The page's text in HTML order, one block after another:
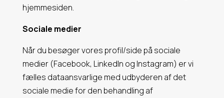
hjemmesiden.
Sociale medier
Når du besøger vores profil/side på sociale
medier (Facebook, LinkedIn og Instagram) er vi
fælles dataansvarlige med udbyderen af det
sociale medie for den behandling af